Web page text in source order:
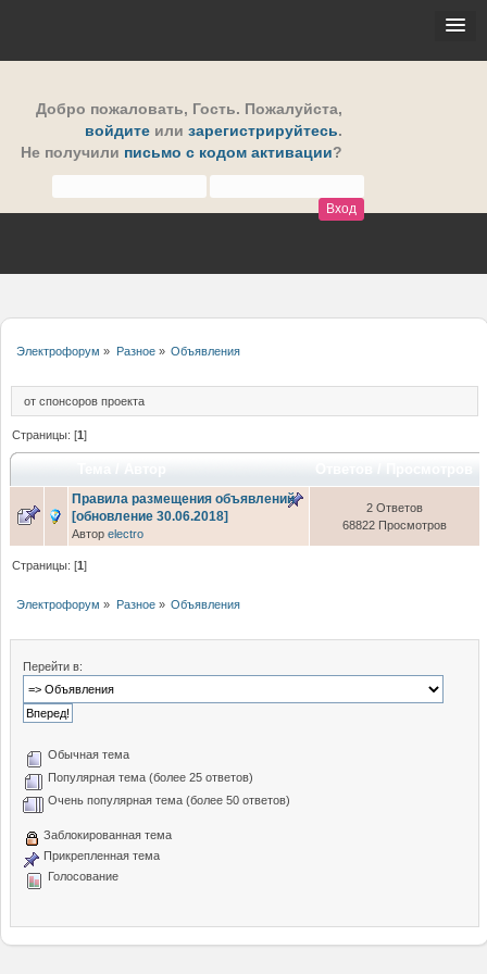
Добро пожаловать, Гость. Пожалуйста,
войдите или зарегистрируйтесь.
Не получили письмо с кодом активации?
Электрофорум » Разное» Объявления
от спонсоров проекта
Страницы: [1]
Правила размещения объявлений
[обновление 30.06.2018]
Автор electro
2 Ответов
68822 Просмотров
Страницы: [1]
Электрофорум » Разное» Объявления
Перейти в:
Обычная тема
Популярная тема (более 25 ответов)
Очень популярная тема (более 50 ответов)
Заблокированная тема
Прикрепленная тема
Голосование